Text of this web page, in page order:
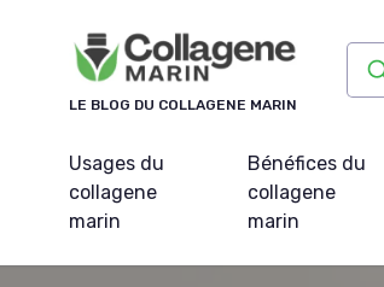
LE BLOG DU COLLAGENE MARIN
Usages du
collagene
marin
Bénéfices du
collagene
marin